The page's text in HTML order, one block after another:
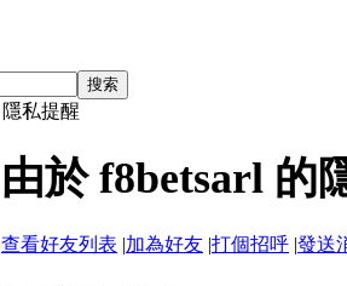
搜索
隱私提醒
由於 f8betsarl 的
查看好友列表 |加為好友 |打個招呼 |發送